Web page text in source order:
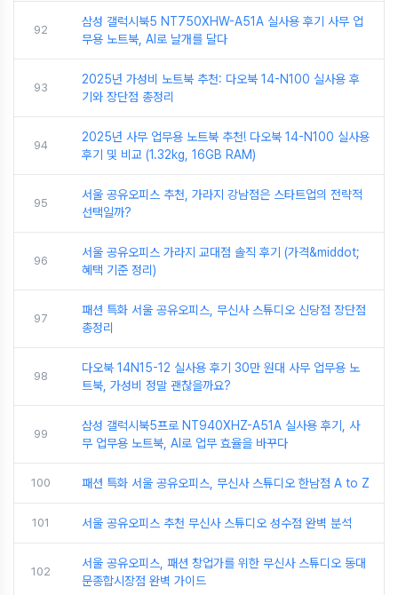
92
삼성 갤럭시북5 NT750XHW-A51A 실사용 후기 사무 업
무용 노트북, AI로 날개를 달다
93
2025년 가성비 노트북 추천: 다오북 14-N100 실사용 후
기와 장단점 총정리
94
2025년 사무 업무용 노트북 추천! 다오북 14-N100 실사용
후기 및 비교 (1.32kg, 16GB RAM)
95
서울 공유오피스 추천, 가라지 강남점은 스타트업의 전략적
선택일까?
96
서울 공유오피스 가라지 교대점 솔직 후기 (가격&middot;
혜택 기준 정리)
97
패션 특화 서울 공유오피스, 무신사 스튜디오 신당점 장단점
총정리
98
다오북 14N15-12 실사용 후기 30만 원대 사무 업무용 노
트북, 가성비 정말 괜찮을까요?
99
삼성 갤럭시북5프로 NT940XHZ-A51A 실사용 후기, 사
무 업무용 노트북, AI로 업무 효율을 바꾸다
100 패션 특화 서울 공유오피스, 무신사 스튜디오 한남점 A to Z
101 서울 공유오피스 추천 무신사 스튜디오 성수점 완벽 분석
102
서울 공유오피스, 패션 창업가를 위한 무신사 스튜디오 동대
문종합시장점 완벽 가이드